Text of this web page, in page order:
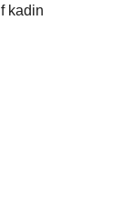
kadin